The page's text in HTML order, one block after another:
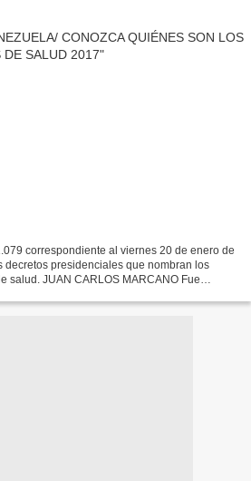
correspondiente al viernes 20 de enero de
presidenciales que nombran los
salud. JUAN CARLOS MARCANO Fue